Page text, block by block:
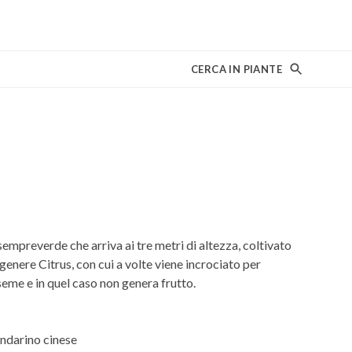
CERCA IN PIANTE
che arriva ai tre metri di altezza, coltivato
Citrus, con cui a volte viene incrociato per
e in quel caso non genera frutto.
cinese